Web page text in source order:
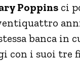
Poppins ci
banca in
con i suoi tre